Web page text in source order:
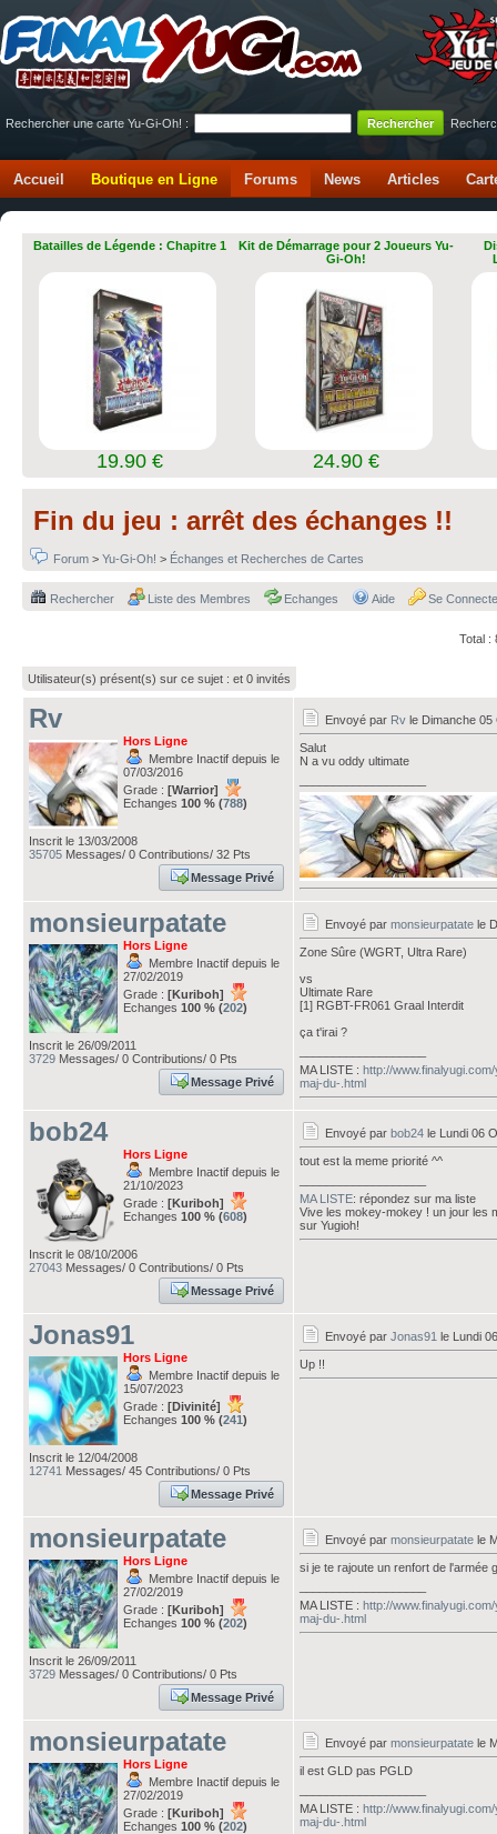
Rechercher une carte Yu-Gi-Oh! :
Accueil Boutique en Ligne Forums News Articles
Batailles de Légende : Chapitre 1
19.90 €
Kit de Démarrage pour 2 Joueurs Yu-
Gi-Oh!
24.90 €
Fin du jeu : arrêt des échanges !!
Forum > Yu-Gi-Oh! > Échanges et Recherches de Cartes
Rechercher Liste des Membres Echanges Aide Se
Total :
Utilisateur(s) présent(s) sur ce sujet : et 0 invités
Rv
Hors Ligne
Membre Inactif depuis le
07/03/2016
Grade : [Warrior]
Echanges 100 % (788)
Inscrit le 13/03/2008
35705 Messages/ 0 Contributions/ 32 Pts
Message Privé
Envoyé par Rv le Dimanche 05
Salut
N a vu oddy ultimate
monsieurpatate
Hors Ligne
Membre Inactif depuis le
27/02/2019
Grade : [Kuriboh]
Echanges 100 % (202)
Inscrit le 26/09/2011
3729 Messages/ 0 Contributions/ 0 Pts
Message Privé
Envoyé par monsieurpatate le
Zone Sûre (WGRT, Ultra Rare)
vs
Ultimate Rare
[1] RGBT-FR061 Graal Interdit
ça t'irai ?
MA LISTE : http://
maj-du-.html
bob24
Hors Ligne
Membre Inactif depuis le
21/10/2023
Grade : [Kuriboh]
Echanges 100 % (608)
Inscrit le 08/10/2006
27043 Messages/ 0 Contributions/ 0 Pts
Message Privé
Envoyé par bob24 le Lundi 06
tout est la meme priorité ^^
MA LISTE: répondez sur ma liste
Vive les mokey-mokey ! un jour les
sur Yugioh!
Jonas91
Hors Ligne
Membre Inactif depuis le
15/07/2023
Grade : [Divinité]
Echanges 100 % (241)
Inscrit le 12/04/2008
12741 Messages/ 45 Contributions/ 0 Pts
Message Privé
Envoyé par Jonas91 le Lundi
Up !!
monsieurpatate
Hors Ligne
Membre Inactif depuis le
27/02/2019
Grade : [Kuriboh]
Echanges 100 % (202)
Inscrit le 26/09/2011
3729 Messages/ 0 Contributions/ 0 Pts
Message Privé
Envoyé par monsieurpatate le
si je te rajoute un renfort de l'armée
MA LISTE : http://
maj-du-.html
monsieurpatate
Hors Ligne
Membre Inactif depuis le
27/02/2019
Grade : [Kuriboh]
Echanges 100 % (202)
Envoyé par monsieurpatate le
il est GLD pas PGLD
MA LISTE : http://
maj-du-.html